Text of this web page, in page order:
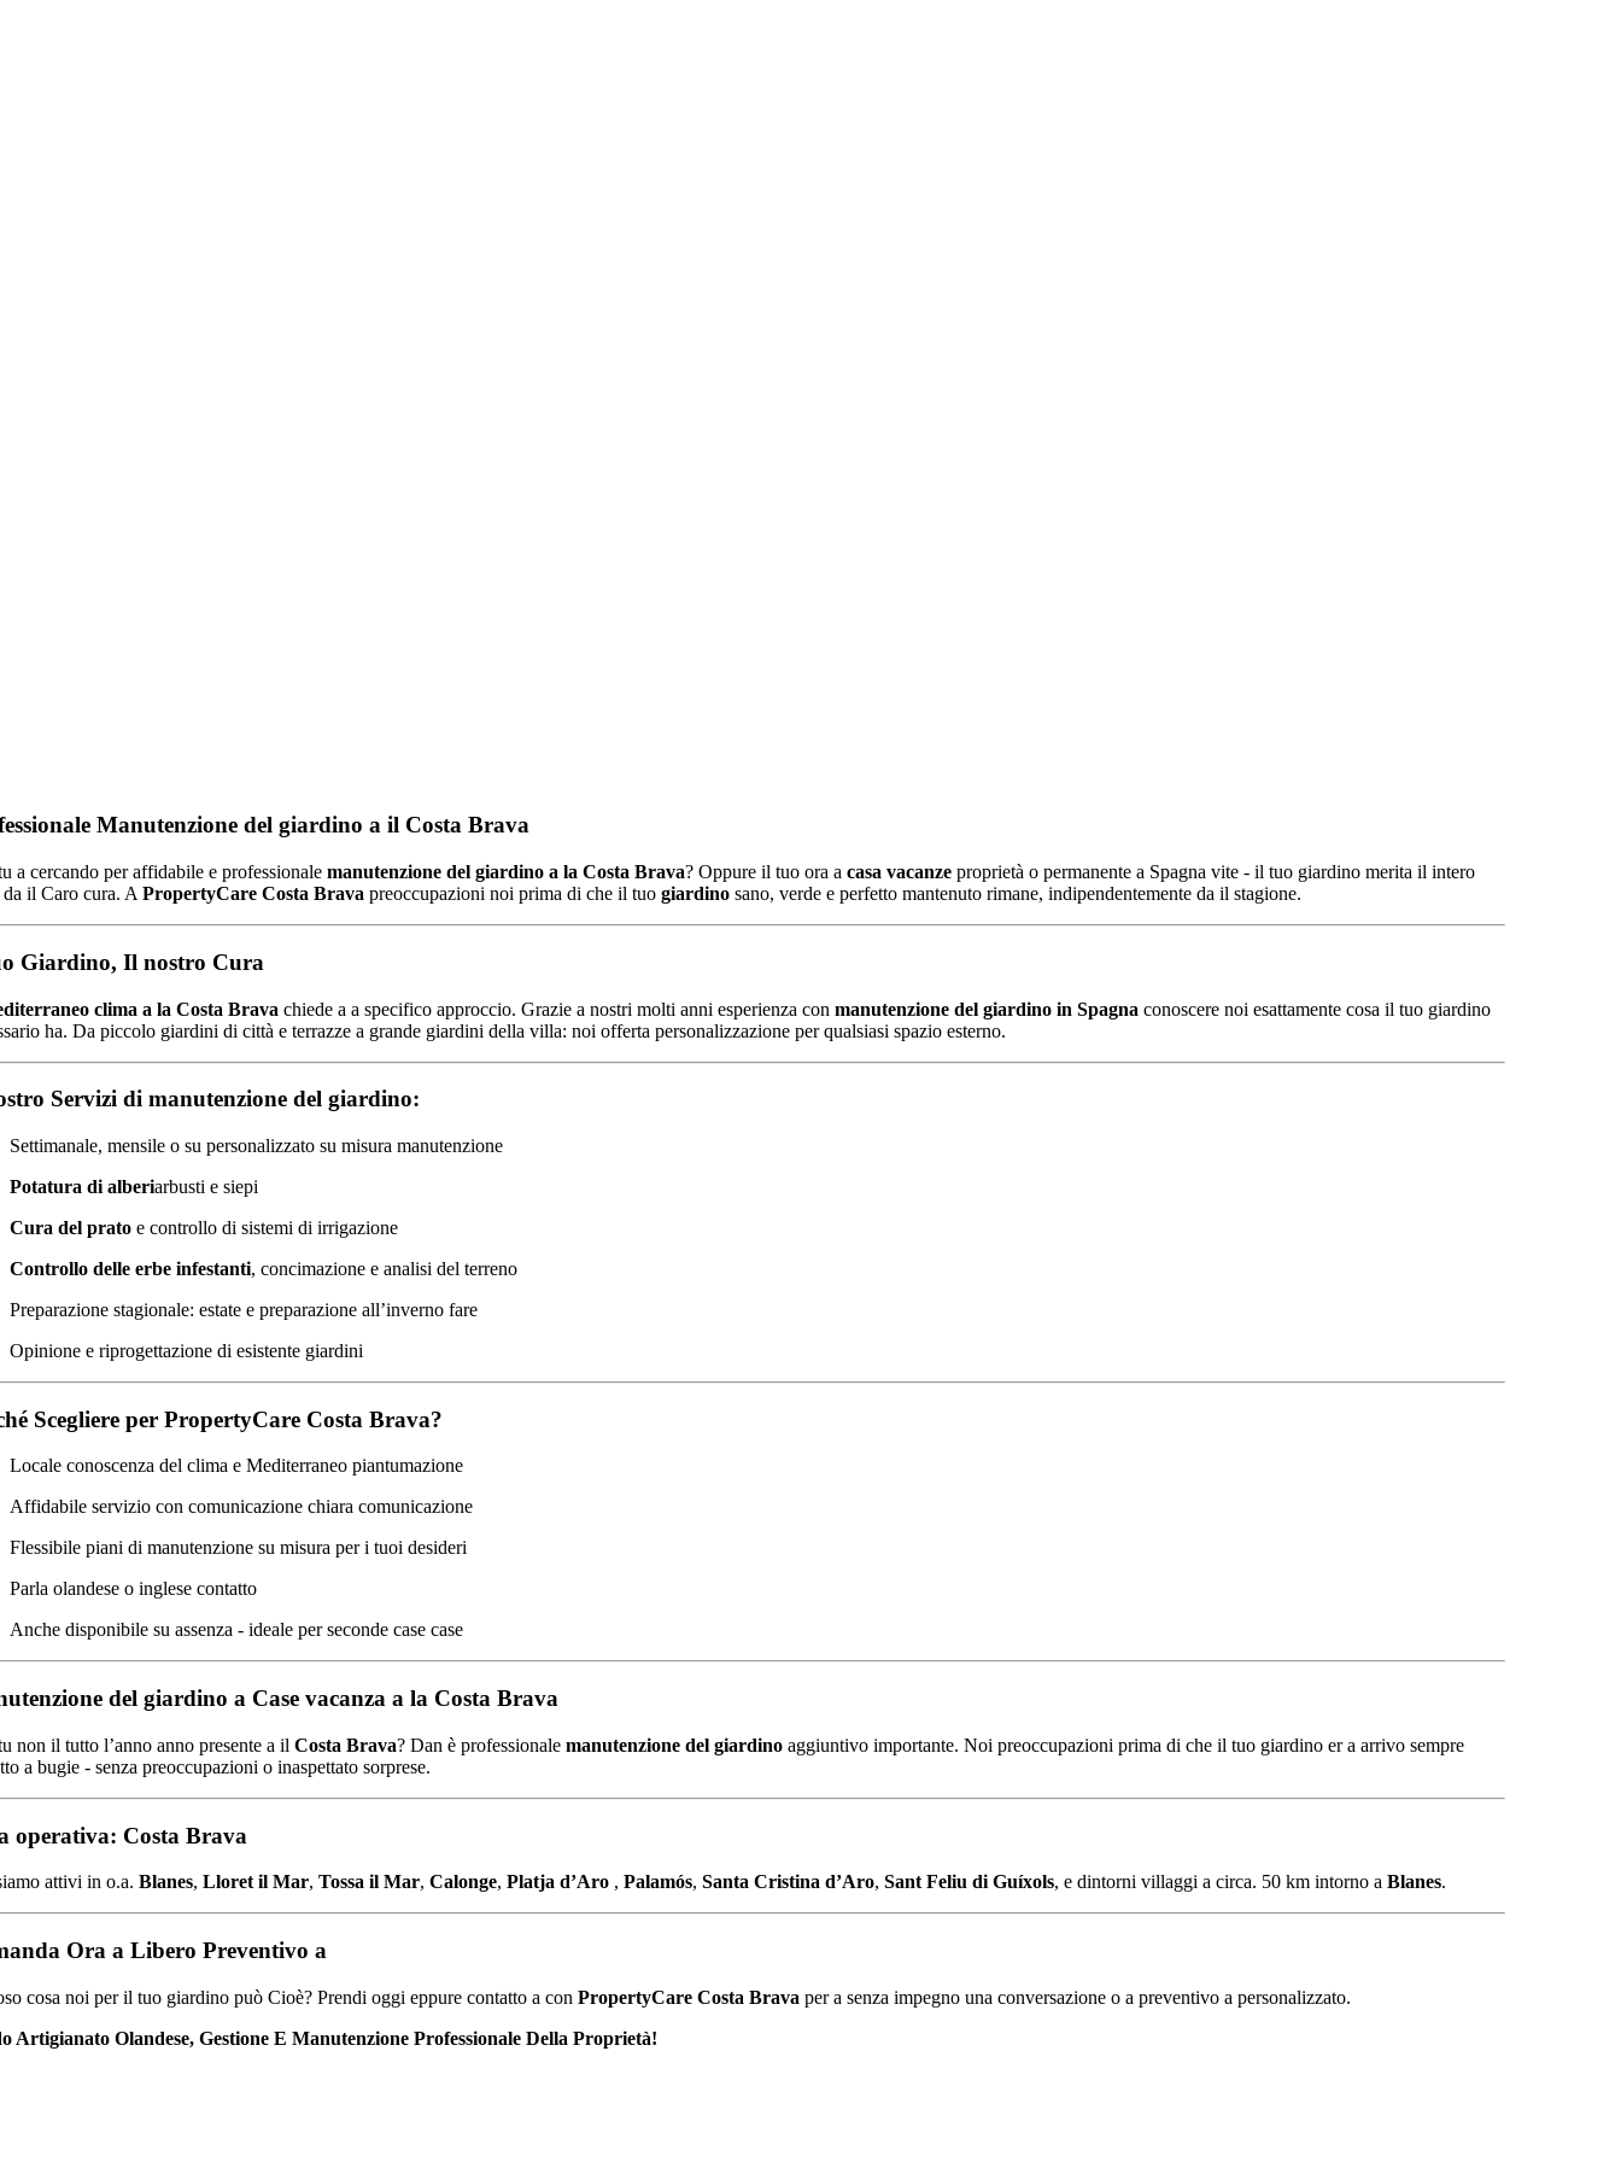
Manutenzione del giardino a il Costa Brava
a cercando peraffidabile e professionale manutenzione del giardino a la Costa Brava? Oppure il tuo ora a casa vacanze proprietà o permanente a Spagna vite - il tuo giardino merita il intero
da il Caro cura. A PropertyCare Costa Brava preoccupazioni noi prima di che il tuo giardino sano, verde e perfetto mantenuto rimane, indipendentemente da il stagione.
Giardino, Il nostro Cura
clima a la Costa Brava chiede a a specifico approccio. Grazie a nostri molti anni esperienza con manutenzione del giardino in Spagna conoscere noi esattamente cosa il tuo giardino
ha. Da piccolo giardini di città e terrazze a grande giardini della villa: noi offerta personalizzazione perqualsiasi spazio esterno.
Servizi di manutenzione del giardino:
Settimanale, mensile o su personalizzato su misura manutenzione
Potatura di alberiarbusti e siepi
Cura del prato e controllo di sistemi di irrigazione
Controllo delle erbe infestanti, concimazione e analisi del terreno
Preparazione stagionale: estate e preparazione all’inverno fare
Opinione e riprogettazione di esistente giardini
Scegliere per PropertyCare Costa Brava?
Locale conoscenza del clima e Mediterraneo piantumazione
Affidabile servizio con comunicazione chiara comunicazione
Flessibile piani di manutenzione su misura peri tuoi desideri
Parla olandese o inglese contatto
Anche disponibile su assenza - ideale perseconde case case
del giardino a Case vacanza a la Costa Brava
non il tutto l’anno anno presente a il Costa Brava? Dan è professionale manutenzione del giardino aggiuntivo importante. Noi preoccupazioni prima di che il tuo giardino era arrivo sempre
a bugie - senza preoccupazioni o inaspettato sorprese.
operativa: Costa Brava
attivi in o.a. Blanes, Lloret il Mar, Tossa il Mar, Calonge, Platja d’Aro , Palamós, Santa Cristina d’Aro, Sant Feliu di Guíxols, e dintorni villaggi a circa. 50 km intorno a Blanes.
Ora a Libero Preventivo a
cosa noi peril tuo giardino può Cioè? Prendi oggi eppure contatto a con PropertyCare Costa Brava pera senza impegno una conversazione o a preventivo a personalizzato.
Artigianato Olandese, Gestione E Manutenzione Professionale Della Proprietà!